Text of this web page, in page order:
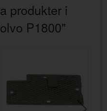
produkter i
P1800"